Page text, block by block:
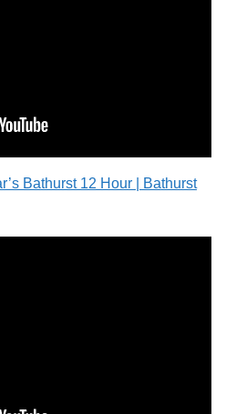
Bathurst 12 Hour | Bathurst